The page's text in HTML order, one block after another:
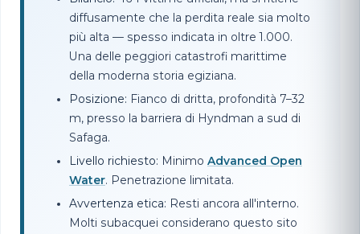
diffusamente che la perdita reale sia molto
più alta — spesso indicata in oltre 1.000.
Una delle peggiori catastrofi marittime
della moderna storia egiziana.
Posizione: Fianco di dritta, profondità 7–32
m, presso la barriera di Hyndman a sud di
Safaga.
Livello richiesto: Minimo Advanced Open
Water. Penetrazione limitata.
Avvertenza etica: Resti ancora all'interno.
Molti subacquei considerano questo sito